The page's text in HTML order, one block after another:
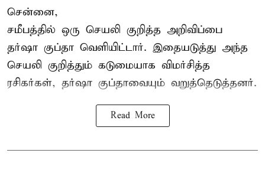
சென்னை,
சமீபத்தில் ஒரு செயலி குறித்த அறிவிப்பை
தர்ஷா குப்தா வெளியிட்டார். இதையடுத்து அந்த
செயலி குறித்தும் கடுமையாக விமர்சித்த
ரசிகர்கள், தர்ஷா குப்தாவையும் வறுத்தெடுத்தனர்.
Read More